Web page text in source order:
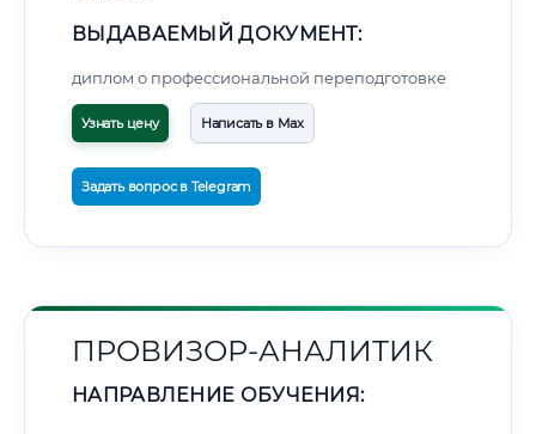
ВЫДАВАЕМЫЙ ДОКУМЕНТ:
диплом о профессиональной переподготовке
Узнать цену Написать в Max
Задать вопрос в Telegram
ПРОВИЗОР-АНАЛИТИК
НАПРАВЛЕНИЕ ОБУЧЕНИЯ: